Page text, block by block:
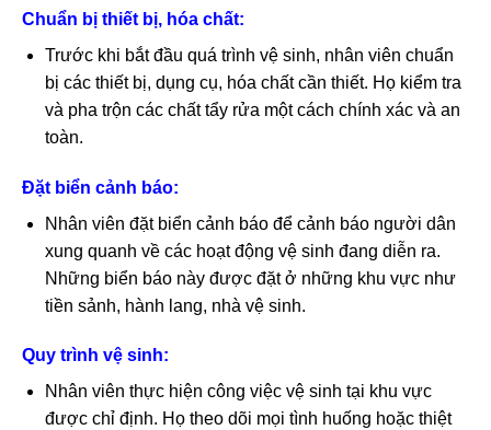
Chuẩn bị thiết bị, hóa chất:
Trước khi bắt đầu quá trình vệ sinh, nhân viên chuẩn
bị các thiết bị, dụng cụ, hóa chất cần thiết. Họ kiểm tra
và pha trộn các chất tẩy rửa một cách chính xác và an
toàn.
Đặt biển cảnh báo:
Nhân viên đặt biển cảnh báo để cảnh báo người dân
xung quanh về các hoạt động vệ sinh đang diễn ra.
Những biển báo này được đặt ở những khu vực như
tiền sảnh, hành lang, nhà vệ sinh.
Quy trình vệ sinh:
Nhân viên thực hiện công việc vệ sinh tại khu vực
được chỉ định. Họ theo dõi mọi tình huống hoặc thiệt